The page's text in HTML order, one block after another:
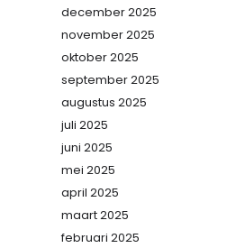
december 2025
november 2025
oktober 2025
september 2025
augustus 2025
juli 2025
juni 2025
mei 2025
april 2025
maart 2025
februari 2025